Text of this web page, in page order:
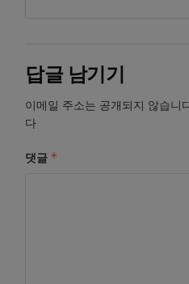
답글 남기기
이메일 주소는 공개되지 않습니
다
댓글 *